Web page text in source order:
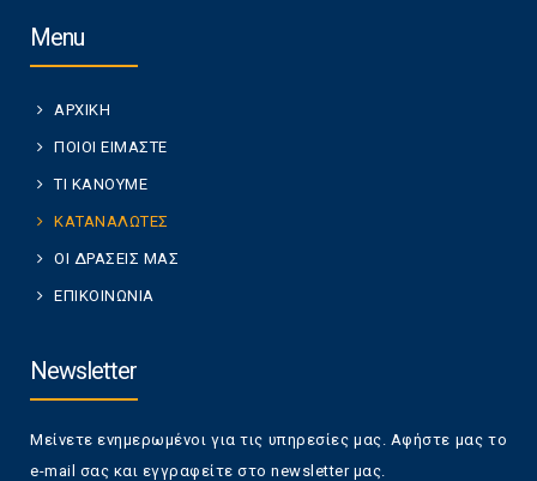
Menu
ΑΡΧΙΚΗ
ΠΟΙΟΙ ΕΙΜΑΣΤΕ
ΤΙ ΚΑΝΟΥΜΕ
ΚΑΤΑΝΑΛΩΤΕΣ
ΟΙ ΔΡΑΣΕΙΣ ΜΑΣ
ΕΠΙΚΟΙΝΩΝΙΑ
Newsletter
Μείνετε ενημερωμένοι για τις υπηρεσίες μας. Αφήστε μας το
e-mail σας και εγγραφείτε στο newsletter μας.